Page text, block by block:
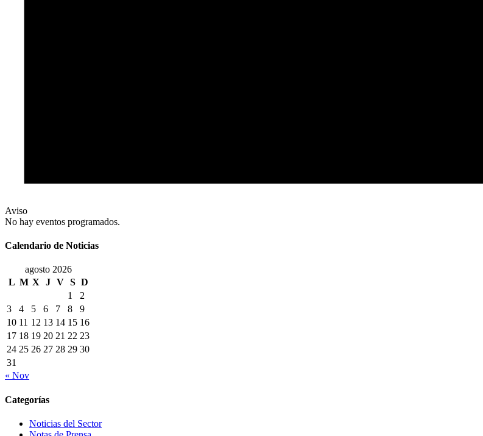
Aviso
No hay eventos programados.
Calendario de Noticias
agosto 2026
L M X J V S D
1
2
3
4 5 6 7 8
9
10 11 12 13 14 15 16
17 18 19 20 21 22 23
24 25 26 27 28 29 30
31
« Nov
Categorías
Noticias del Sector